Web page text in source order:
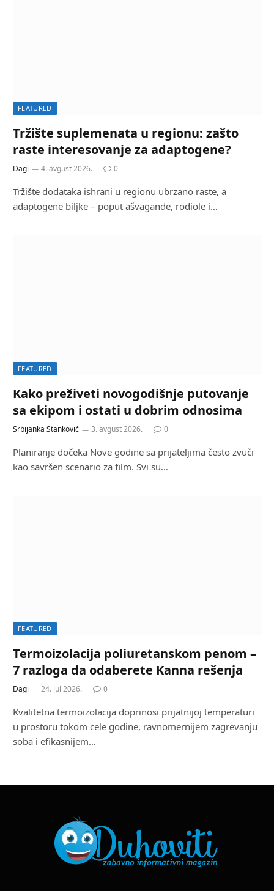
FEATURED
Tržište suplemenata u regionu: zašto
raste interesovanje za adaptogene?
Dagi 4. avgust 2026. 0
Tržište dodataka ishrani u regionu ubrzano raste, a
adaptogene biljke – poput ašvagande, rodiole i…
FEATURED
Kako preživeti novogodišnje putovanje
sa ekipom i ostati u dobrim odnosima
Srbijanka Stanković 3. avgust 2026. 0
Planiranje dočeka Nove godine sa prijateljima često zvuči
kao savršen scenario za film. Svi su…
FEATURED
Termoizolacija poliuretanskom penom –
7 razloga da odaberete Kanna rešenja
Dagi 24. jul 2026. 0
Kvalitetna termoizolacija doprinosi prijatnijoj temperaturi
u prostoru tokom cele godine, ravnomernijem zagrevanju
soba i efikasnijem…